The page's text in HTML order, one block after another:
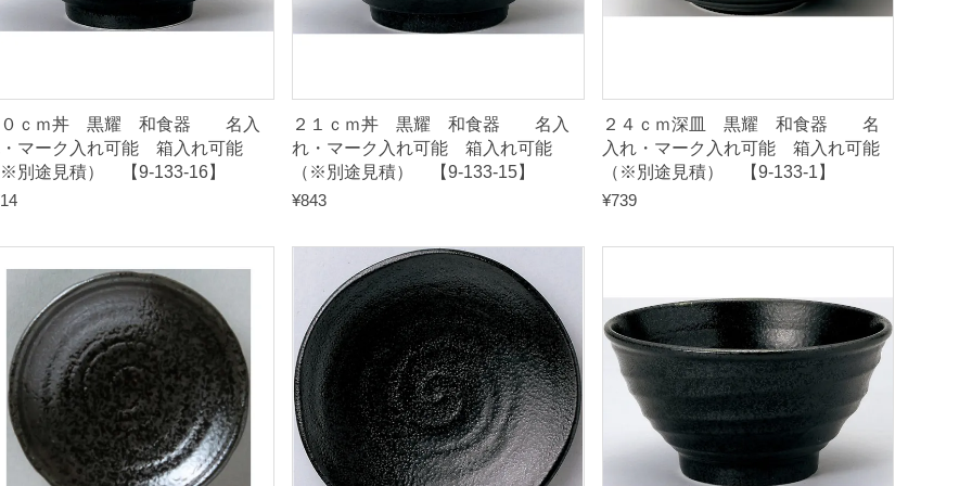
（
途
見
積
【
9
-
1
3
3
-
2
０ｃｍ丼 黒耀 和食器 名入
マーク入れ可能 箱入れ可能
※別途見積） 【9-133-16】
２１ｃｍ丼 黒耀 和食器 名入
れ・マーク入れ可能 箱入れ可能
（※別途見積） 【9-133-15】
¥843
２４ｃｍ深皿 黒耀 和食器 名
入れ・マーク入れ可能 箱入れ可能
（※別途見積） 【9-133-1】
¥739